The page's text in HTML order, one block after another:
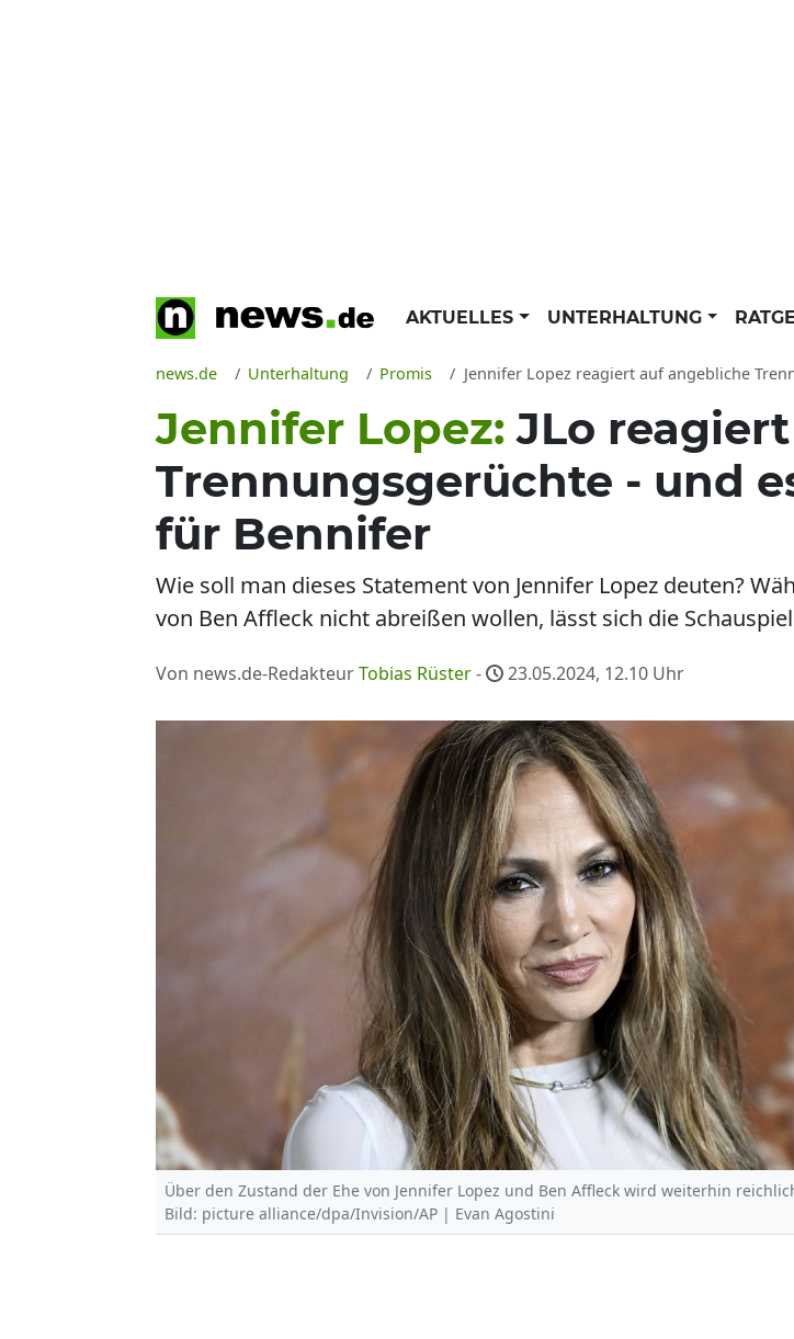
AKTUELLES UNTERHALTUNG
news.de Unterhaltung Promis Jennifer Lopez reagiert auf angebliche Trennung
Jennifer Lopez:JLo
Trennungsgerüchte - und
für Bennifer
Wie soll man dieses Statement von Jennifer Lopez deuten?
von Ben Affleck nicht abreißen wollen, lässt sich die
Von news.de-RedakteurTobias Rüster- 23.05.2024, 12.10 Uhr
Über den Zustand der Ehe von Jennifer Lopez und Ben Affleck wird weiterhin
Bild: picture alliance/dpa/Invision/AP | Evan Agostini